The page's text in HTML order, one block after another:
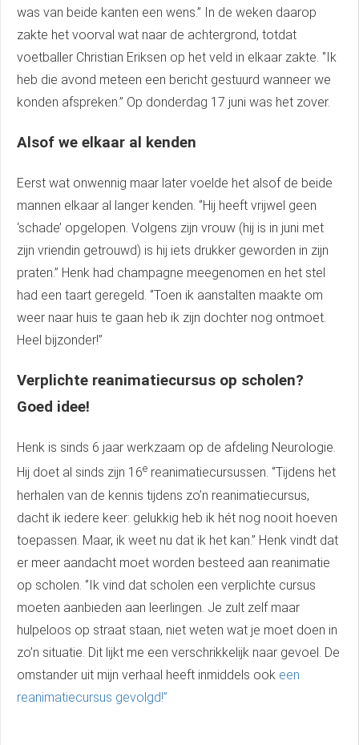
was van beide kanten een wens.’’ In de weken daarop
zakte het voorval wat naar de achtergrond, totdat
voetballer Christian Eriksen op het veld in elkaar zakte. ‘’Ik
heb die avond meteen een bericht gestuurd wanneer we
konden afspreken.’’ Op donderdag 17 juni was het zover.
Alsof we elkaar al kenden
Eerst wat onwennig maar later voelde het alsof de beide
mannen elkaar al langer kenden. ‘’Hij heeft vrijwel geen
‘schade’ opgelopen. Volgens zijn vrouw (hij is in juni met
zijn vriendin getrouwd) is hij iets drukker geworden in zijn
praten.’’ Henk had champagne meegenomen en het stel
had een taart geregeld. ‘’Toen ik aanstalten maakte om
weer naar huis te gaan heb ik zijn dochter nog ontmoet.
Heel bijzonder!’’
Verplichte reanimatiecursus op scholen?
Goed idee!
Henk is sinds 6 jaar werkzaam op de afdeling Neurologie.
Hij doet al sinds zijn 16e reanimatiecursussen. ‘’Tijdens het
herhalen van de kennis tijdens zo’n reanimatiecursus,
dacht ik iedere keer: gelukkig heb ik hét nog nooit hoeven
toepassen. Maar, ik weet nu dat ik het kan.’’ Henk vindt dat
er meer aandacht moet worden besteed aan reanimatie
op scholen. ‘’Ik vind dat scholen een verplichte cursus
moeten aanbieden aan leerlingen. Je zult zelf maar
hulpeloos op straat staan, niet weten wat je moet doen in
zo’n situatie. Dit lijkt me een verschrikkelijk naar gevoel. De
omstander uit mijn verhaal heeft inmiddels ook een
reanimatiecursus gevolgd!’’